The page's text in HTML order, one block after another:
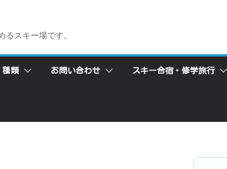
スキー場です。
種類 お問い合わせ スキー合宿・修学旅行